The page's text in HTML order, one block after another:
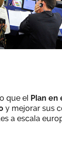
que el Plan en
y mejorar sus
a escala